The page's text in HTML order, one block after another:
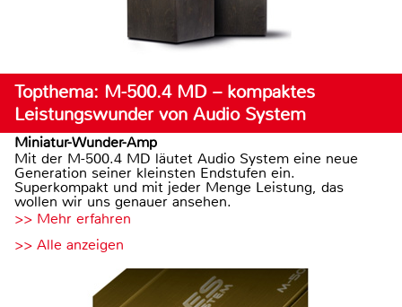
Topthema: M-500.4 MD – kompaktes
Leistungswunder von Audio System
Miniatur-Wunder-Amp
Mit der M-500.4 MD läutet Audio System eine neue
Generation seiner kleinsten Endstufen ein.
Superkompakt und mit jeder Menge Leistung, das
wollen wir uns genauer ansehen.
>> Mehr erfahren
>> Alle anzeigen